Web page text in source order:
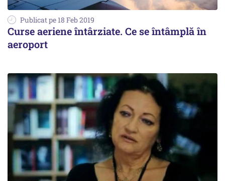
Publicat pe 18 Feb 2019
Curse aeriene întârziate. Ce se întâmplă în
aeroport